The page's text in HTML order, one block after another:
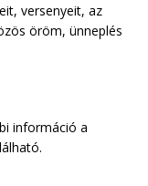
versenyeit, az
öröm, ünneplés
információ a